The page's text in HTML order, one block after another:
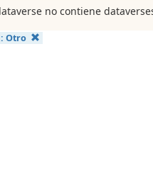
no contiene
Otro